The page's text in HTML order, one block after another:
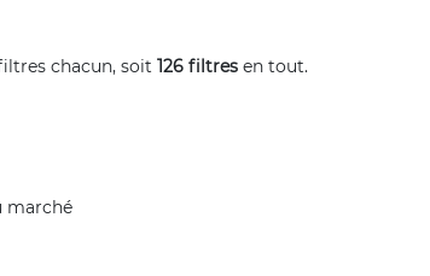
chacun, soit 126 filtres en tout.
marché